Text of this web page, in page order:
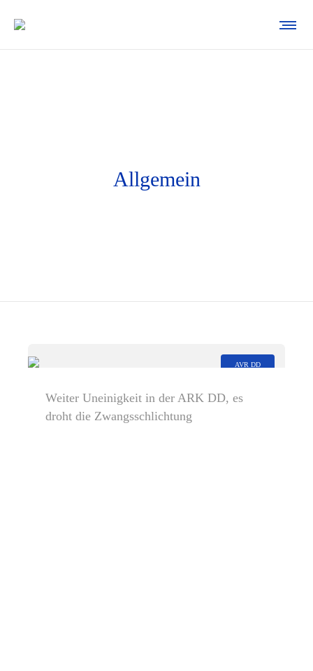
Allgemein
AVR DD
Weiter Uneinigkeit in der ARK DD, es
droht die Zwangsschlichtung